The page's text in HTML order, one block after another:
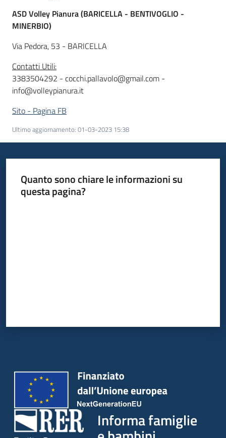
ASD Volley Pianura (BARICELLA - BENTIVOGLIO -
MINERBIO)
Via Pedora, 53 - BARICELLA
Contatti Utili:
3383504292 - cocchi.pallavolo@gmail.com -
info@volleypianura.it
Sito - Pagina FB
Ultimo aggiornamento: 01-03-2023 15:38
Quanto sono chiare le informazioni su
questa pagina?
Informa famiglie